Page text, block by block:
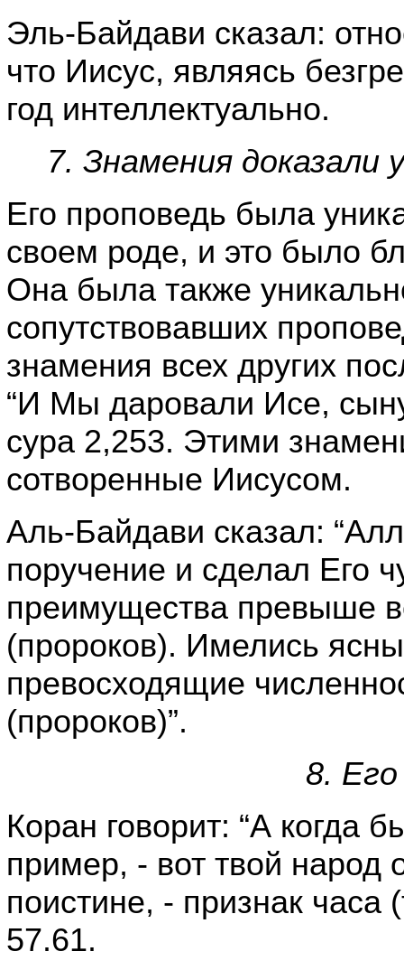
Эль-Байдави сказал:
что Иисус, являясь
год интеллектуально.
7. Знамения доказали
Его проповедь была
своем роде, и это было
Она была также
сопутствовавших
знамения всех других
“И Мы даровали Исе,
сура 2,253. Этими
сотворенные Иисусом.
Аль-Байдави сказал:
поручение и сделал Его
преимущества превыше
(пророков). Имелись
превосходящие
(пророков)”.
8.
Коран говорит: “А когда
пример, - вот твой народ
поистине, - признак часа
57.61.